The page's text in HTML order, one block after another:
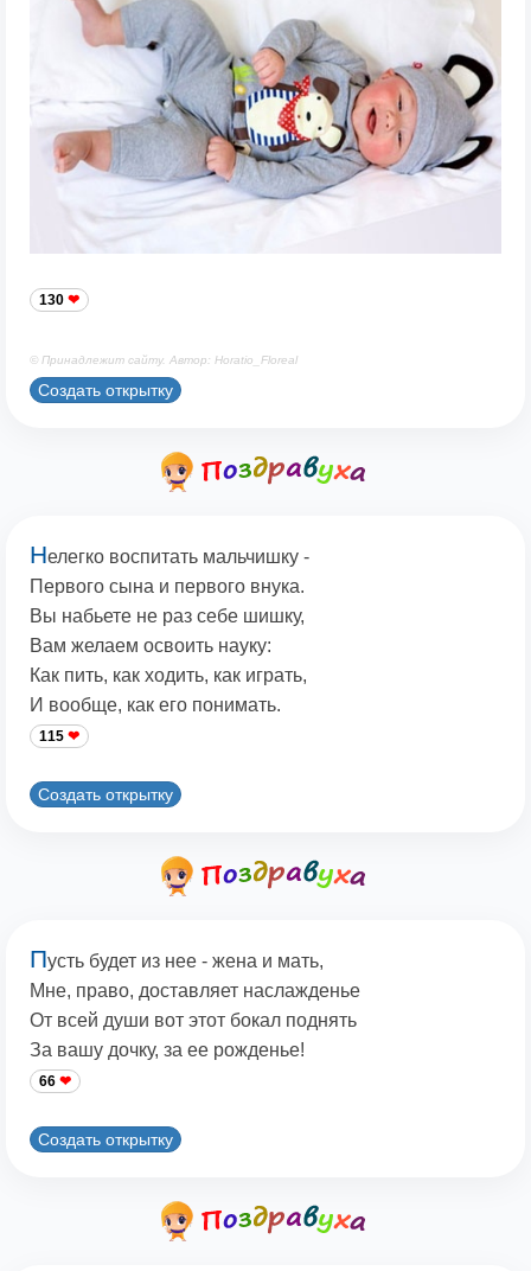
130
© Принадлежит сайту. Автор: Horatio_Floreal
Создать открытку
Нелегко воспитать мальчишку -
Первого сына и первого внука.
Вы набьете не раз себе шишку,
Вам желаем освоить науку:
Как пить, как ходить, как играть,
И вообще, как его понимать.
115
Создать открытку
Пусть будет из нее - жена и мать,
Мне, право, доставляет наслажденье
От всей души вот этот бокал поднять
За вашу дочку, за ее рожденье!
66
Создать открытку